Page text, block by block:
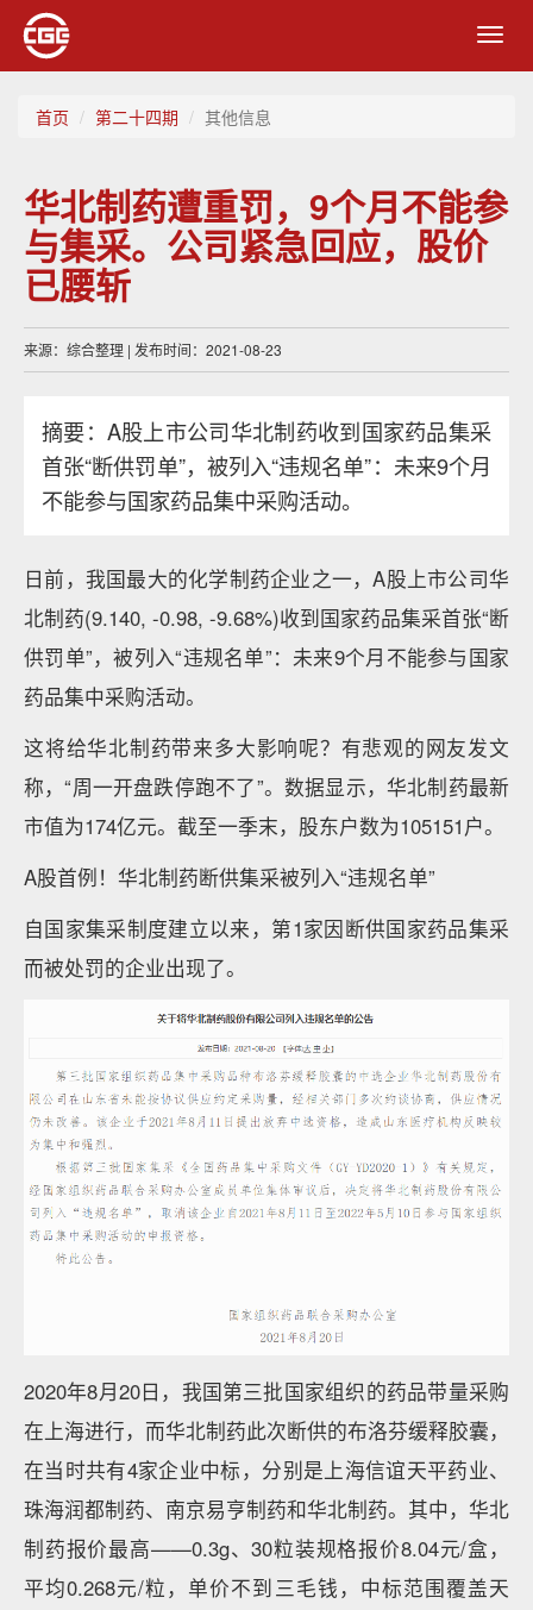
首页 第二十四期 其他信息
华北制药遭重罚，9个月不能参
与集采。公司紧急回应，股价
已腰斩
来源：综合整理 | 发布时间：2021-08-23
摘要：A股上市公司华北制药收到国家药品集采
首张“断供罚单”，被列入“违规名单”：未来9个月
不能参与国家药品集中采购活动。
日前，我国最大的化学制药企业之一，A股上市公司华
北制药(9.140, -0.98, -9.68%)收到国家药品集采首张“断
供罚单”，被列入“违规名单”：未来9个月不能参与国家
药品集中采购活动。
这将给华北制药带来多大影响呢？有悲观的网友发文
称，“周一开盘跌停跑不了”。数据显示，华北制药最新
市值为174亿元。截至一季末，股东户数为105151户。
A股首例！华北制药断供集采被列入“违规名单”
自国家集采制度建立以来，第1家因断供国家药品集采
而被处罚的企业出现了。
2020年8月20日，我国第三批国家组织的药品带量采购
在上海进行，而华北制药此次断供的布洛芬缓释胶囊，
在当时共有4家企业中标，分别是上海信谊天平药业、
珠海润都制药、南京易亨制药和华北制药。其中，华北
制药报价最高——0.3g、30粒装规格报价8.04元/盒，
平均0.268元/粒，单价不到三毛钱，中标范围覆盖天